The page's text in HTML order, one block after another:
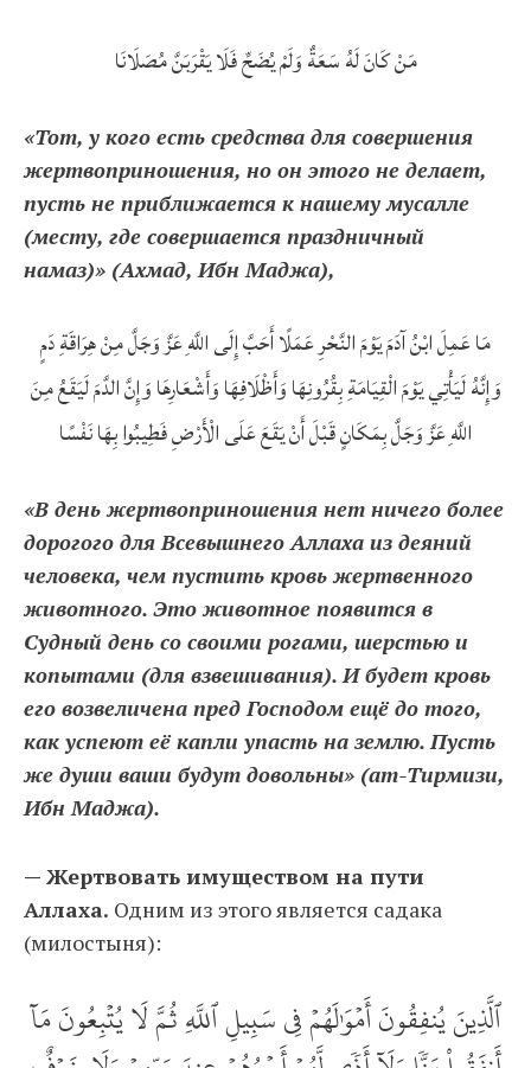
مَنْ كَانَ لَهُ سَعَةٌ وَلَمْ يُضَحِّ فَلَا يَقْرَبَنَّ مُصَلَانَا
«Тот, у кого есть средства для совершения
жертвоприношения, но он этого не делает,
пусть не приближается к нашему мусалле
(месту, где совершается праздничный
намаз)» (Ахмад, Ибн Маджа),
مَا عَمِلَ ابْنُ آدَمَ يَوْمَ النَّحْرِ عَمَلًا أَحَبَّ إِلَى اللَّهِ عَزَّ وَجَلَّ مِنْ هِرَاقَةِ دَمٍ
وَإِنَّهُ لَيَأْتِي يَوْمَ الْقِيَامَةِ بِقُرُونِهَا وَأَظْلَافِهَا وَأَشْعَارِهَا وَإِنَّ الدَّمَ لَيَقَعُ مِنَ
اللَّهِ عَزَّ وَجَلَّ بِمَكَانٍ قَبْلَ أَنْ يَقَعَ عَلَى الْأَرْضِ فَطِيبُوا بِهَا نَفْسًا
«В день жертвоприношения нет ничего более
дорогого для Всевышнего Аллаха из деяний
человека, чем пустить кровь жертвенного
животного. Это животное появится в
Судный день со своими рогами, шерстью и
копытами (для взвешивания). И будет кровь
его возвеличена пред Господом ещё до того,
как успеют её капли упасть на землю. Пусть
же души ваши будут довольны» (ат-Тирмизи,
Ибн Маджа).
— Жертвовать имуществом на пути
Аллаха. Одним из этого является садака
(милостыня):
ٱلَّذِينَ يُنفِقُونَ أَمۡوَٰلَهُمۡ فِي سَبِيلِ ٱللَّهِ ثُمَّ لَا يُتۡبِعُونَ مَآ